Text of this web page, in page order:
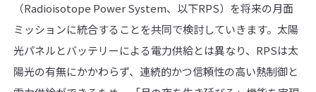
（Radioisotope Power System、以下RPS）を将来の月面
ミッションに統合することを共同で検討していきます。太陽
光パネルとバッテリーによる電力供給とは異なり、RPSは太
陽光の有無にかかわらず、連続的かつ信頼性の高い熱制御と